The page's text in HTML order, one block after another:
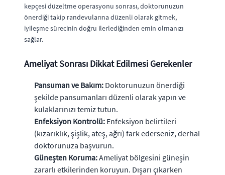
kepçesi düzeltme operasyonu sonrası, doktorunuzun
önerdiği takip randevularına düzenli olarak gitmek,
iyileşme sürecinin doğru ilerlediğinden emin olmanızı
sağlar.
Ameliyat Sonrası Dikkat Edilmesi Gerekenler
Pansuman ve Bakım: Doktorunuzun önerdiği
şekilde pansumanları düzenli olarak yapın ve
kulaklarınızı temiz tutun.
Enfeksiyon Kontrolü: Enfeksiyon belirtileri
(kızarıklık, şişlik, ateş, ağrı) fark ederseniz, derhal
doktorunuza başvurun.
Güneşten Koruma:Ameliyat bölgesini güneşin
zararlı etkilerinden koruyun. Dışarı çıkarken